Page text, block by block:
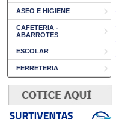
ASEO E HIGIENE
CAFETERIA -
ABARROTES
ESCOLAR
FERRETERIA